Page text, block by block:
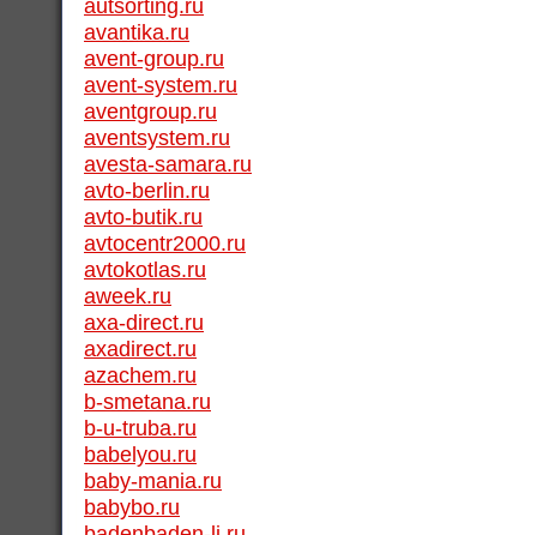
autsorting.ru
avantika.ru
avent-group.ru
avent-system.ru
aventgroup.ru
aventsystem.ru
avesta-samara.ru
avto-berlin.ru
avto-butik.ru
avtocentr2000.ru
avtokotlas.ru
aweek.ru
axa-direct.ru
axadirect.ru
azachem.ru
b-smetana.ru
b-u-truba.ru
babelyou.ru
baby-mania.ru
babybo.ru